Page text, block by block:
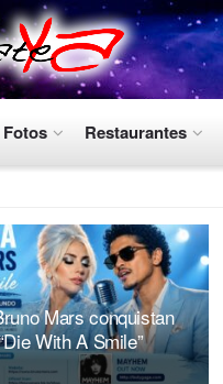
Mars conquistan
With A Smile”
Fotos Restaurantes